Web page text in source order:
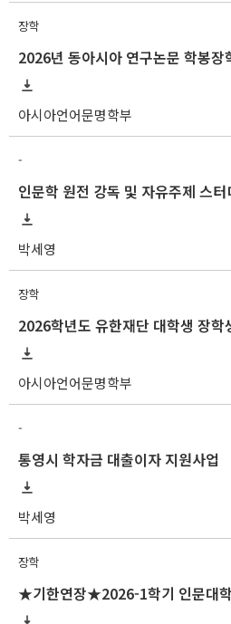
장학
아시아언어문명학부
-
박세영
장학
아시아언어문명학부
-
통영시 학자금 대출이자 지원사업
박세영
장학